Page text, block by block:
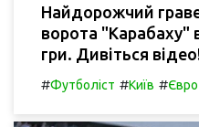
Найдорожчий
ворота "Карабаху"
гри. Дивіться
#Футболіст #Київ #Євро